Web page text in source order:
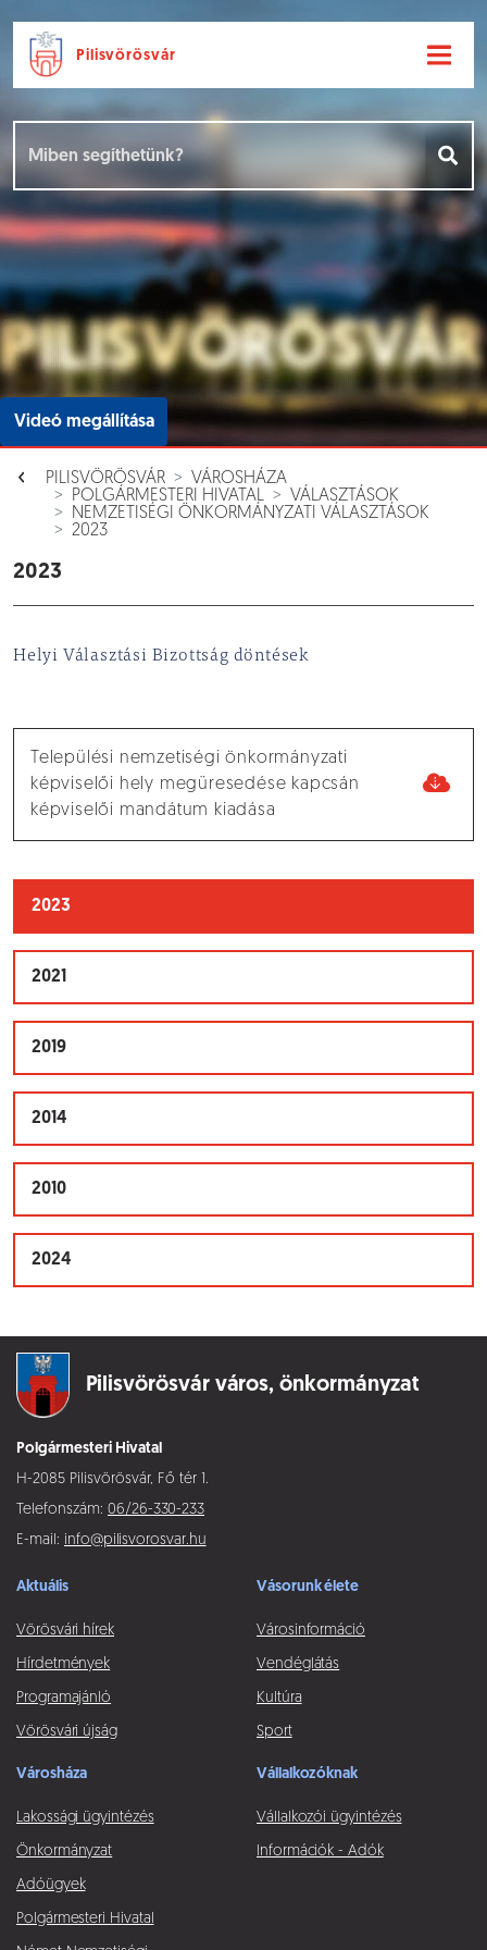
Ugrás a fő tartalomhoz
Pilisvörösvár
Videó megállítása
PILISVÖRÖSVÁR
VÁROSHÁZA
POLGÁRMESTERI HIVATAL
VÁLASZTÁSOK
NEMZETISÉGI ÖNKORMÁNYZATI VÁLASZTÁSOK
2023
2023
Helyi Választási Bizottság döntések
Települési nemzetiségi önkormányzati
képviselői hely megüresedése kapcsán
képviselői mandátum kiadása
2023
2021
2019
2014
2010
2024
Pilisvörösvár város, önkormányzat
Polgármesteri Hivatal
H-2085 Pilisvörösvár, Fő tér 1.
Telefonszám: 06/26-330-233
E-mail: info@pilisvorosvar.hu
Aktuális
Vörösvári hírek
Hírdetmények
Programajánló
Vörösvári újság
Vásorunk élete
Városinformáció
Vendéglátás
Kultúra
Sport
Városháza
Lakossági ügyintézés
Önkormányzat
Adóügyek
Polgármesteri Hivatal
Vállalkozóknak
Vállalkozói ügyintézés
Információk - Adók
Események []
Dokumentumok [
Aloldalak []